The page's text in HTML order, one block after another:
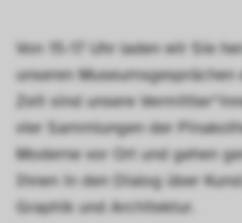
Von 15-17 Uhr laden wir Sie
unseren
Zeit sind unsere
vier Sammlungen der
Moderne vor Ort und gehen
Ihnen in den Dialog über
Graphik und Architektur.